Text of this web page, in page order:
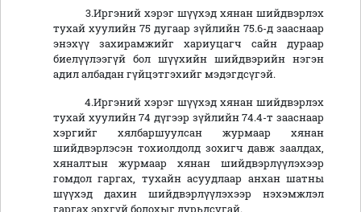
3.Иргэний хэрэг шүүхэд хянан шийдвэрлэх
тухай хуулийн 75 дугаар зүйлийн 75.6-д зааснаар
энэхүү захирамжийг хариуцагч сайн дураар
биелүүлээгүй бол шүүхийн шийдвэрийн нэгэн
адил албадан гүйцэтгэхийг мэдэгдсүгэй.
4.Иргэний хэрэг шүүхэд хянан шийдвэрлэх
тухай хуулийн 74 дүгээр зүйлийн 74.4-т зааснаар
хэргийг хялбаршуулсан журмаар хянан
шийдвэрлэсэн тохиолдолд зохигч давж заалдах,
хяналтын журмаар хянан шийдвэрлүүлэхээр
гомдол гаргах, тухайн асуудлаар анхан шатны
шүүхэд дахин шийдвэрлүүлэхээр нэхэмжлэл
гаргах эрхгүй болохыг дурьдсугай.